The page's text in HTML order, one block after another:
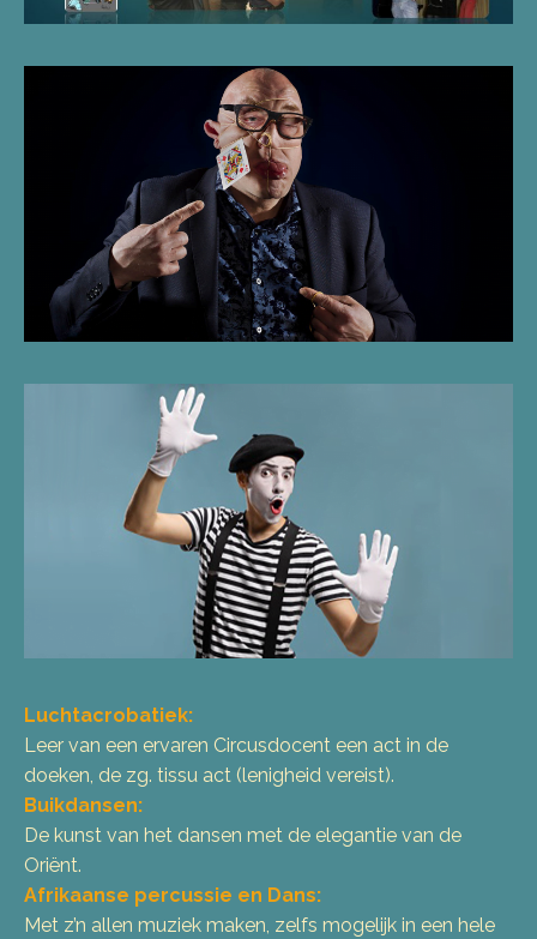
Luchtacrobatiek:
Leer van een ervaren Circusdocent een act in de
doeken, de zg. tissu act (lenigheid vereist).
Buikdansen:
De kunst van het dansen met de elegantie van de
Oriënt.
Afrikaanse percussie en Dans:
Met z’n allen muziek maken, zelfs mogelijk in een hele